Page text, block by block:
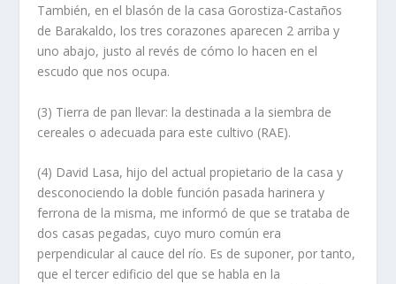
También, en el blasón de la casa Gorostiza-Castaños
de Barakaldo, los tres corazones aparecen 2 arriba y
uno abajo, justo al revés de cómo lo hacen en el
escudo que nos ocupa.
(3) Tierra de pan llevar: la destinada a la siembra de
cereales o adecuada para este cultivo (RAE).
(4) David Lasa, hijo del actual propietario de la casa y
desconociendo la doble función pasada harinera y
ferrona de la misma, me informó de que se trataba de
dos casas pegadas, cuyo muro común era
perpendicular al cauce del rí­o. Es de suponer, por tanto,
que el tercer edificio del que se habla en la